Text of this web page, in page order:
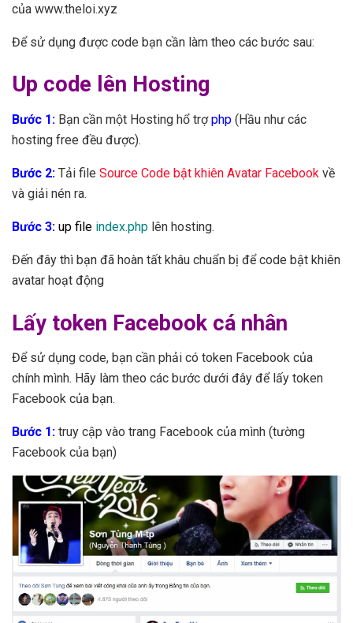
của www.theloi.xyz
Để sử dụng được code bạn cần làm theo các bước sau:
Up code lên Hosting
Bước 1: Bạn cần một Hosting hổ trợphp (Hầu như các
hosting free đều được).
Bước 2: Tải file Source Code bật khiên Avatar Facebook về
và giải nén ra.
Bước 3: up file index.php lên hosting.
Đến đây thì bạn đã hoàn tất khâu chuẩn bị để code bật khiên
avatar hoạt động
Lấy token Facebook cá nhân
Để sử dụng code, bạn cần phải có token Facebook của
chính mình. Hãy làm theo các bước dưới đây để lấy token
Facebook của bạn.
Bước 1: truy cập vào trang Facebook của mình (tường
Facebook của bạn)